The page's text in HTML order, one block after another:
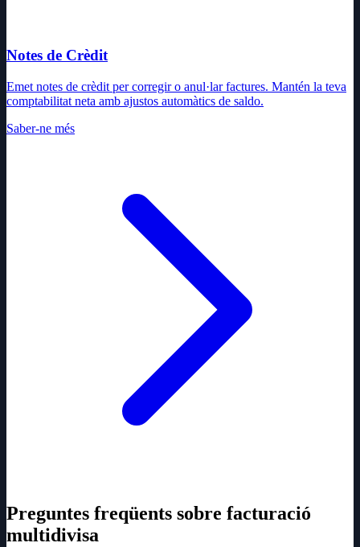
Notes de Crèdit
Emet notes de crèdit per corregir o anul·lar factures. Mantén la teva
comptabilitat neta amb ajustos automàtics de saldo.
Saber-ne més
Preguntes freqüents sobre facturació
multidivisa